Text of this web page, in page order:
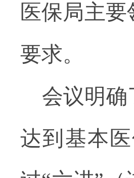
医保局主
要求。
会议明确
达到基本